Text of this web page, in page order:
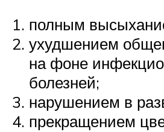
полным
ухудшением
на фоне
болезней;
нарушением в
прекращением